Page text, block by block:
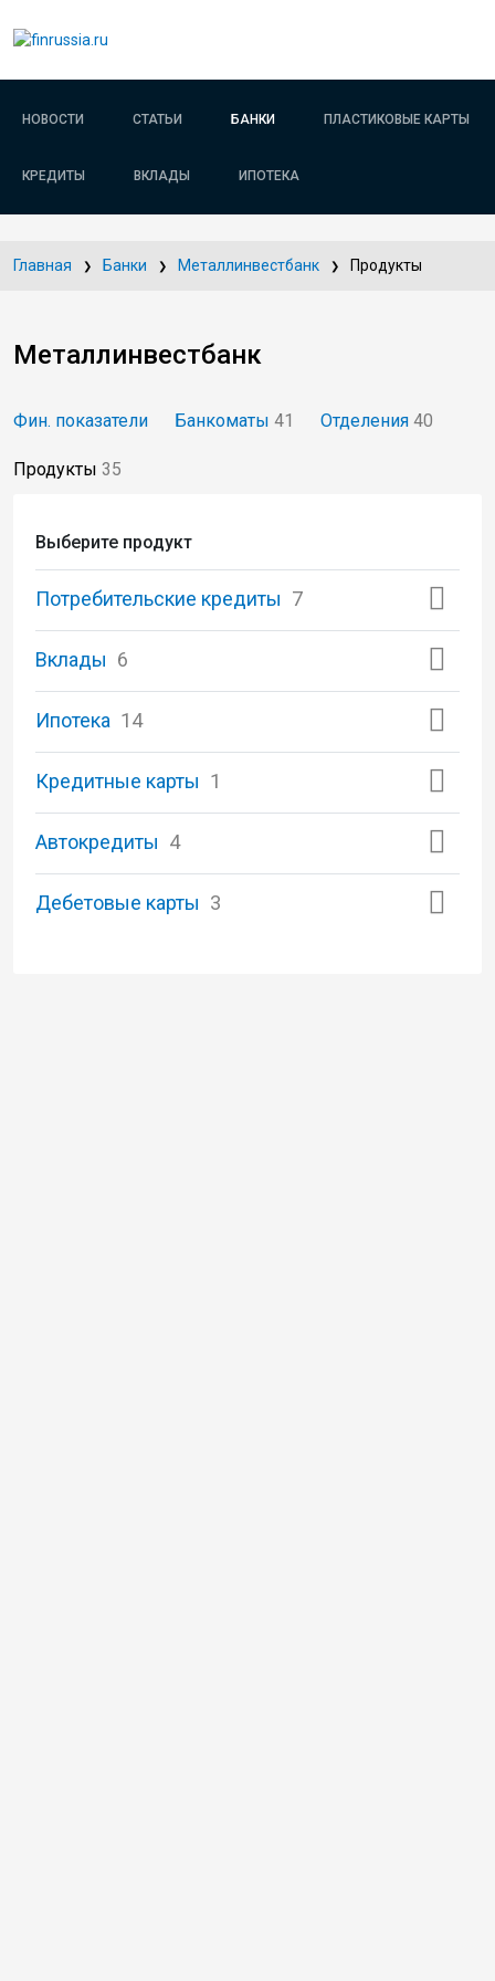
НОВОСТИ СТАТЬИ БАНКИ ПЛАСТИКОВЫЕ КАРТЫ
КРЕДИТЫ ВКЛАДЫ ИПОТЕКА
Главная Банки Металлинвестбанк Продукты
Металлинвестбанк
Фин. показатели Банкоматы 41 Отделения 40
Продукты 35
Выберите продукт
Потребительские кредиты 7
Вклады 6
Ипотека 14
Кредитные карты 1
Автокредиты 4
Дебетовые карты 3